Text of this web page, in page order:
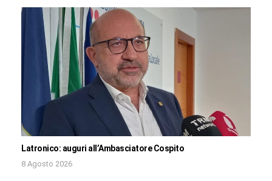
Latronico: auguri all’Ambasciatore Cospito
8 Agosto 2026